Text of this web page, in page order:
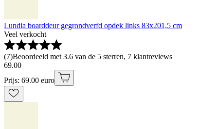
Lundia boarddeur gegrondverfd opdek links 83x201,5 cm
Veel verkocht
(7)Beoordeeld met 3.6 van de 5 sterren, 7 klantreviews
69.00
Prijs: 69.00 euro